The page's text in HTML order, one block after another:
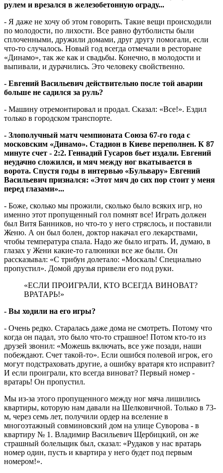
рулем и врезался в железобетонную ограду...
- Я даже не хочу об этом говорить. Такие вещи происходили
по молодости, по лихости. Все равно футболисты были
сплоченными, дружили домами, друг другу помогали, если
что-то случалось. Новый год всегда отмечали в ресторане
«Динамо», так же как и свадьбы. Конечно, в молодости и
выпивали, и дурачились. Это человеку свойственно.
- Евгений Васильевич действительно после той аварии
больше не садился за руль?
- Машину отремонтировал и продал. Сказал: «Все!». Ездил
только в городском транспорте.
- Злополучный матч чемпионата Союза 67-го года с
московским «Динамо». Стадион в Киеве переполнен. К 87
минуте счет - 2:2. Геннадий Гусаров бьет издали. Евгений
неудачно сложился, и мяч между ног вкатывается в
ворота. Спустя годы в интервью «Бульвару» Евгений
Васильевич признался: «Этот мяч до сих пор стоит у меня
перед глазами»...
- Боже, сколько мы прожили, сколько было всяких игр, но
именно этот пропущенный гол помнят все! Играть должен
был Витя Банников, но что-то у него стряслось, и поставили
Женю. А он был болен, доктор накачал его лекарствами,
чтобы температура спала. Надо же было играть. И, думаю, в
глазах у Жени какие-то галюники все же были. Он
рассказывал: «С трибун долетало: «Москаль! Специально
пропустил». Домой друзья привели его под руки.
«ЕСЛИ ПРОИГРАЛИ, КТО ВСЕГДА ВИНОВАТ?
ВРАТАРЬ!»
- Вы ходили на его игры?
- Очень редко. Старалась даже дома не смотреть. Потому что
когда он падал, это было что-то страшное! Потом кто-то из
друзей звонил: «Можешь включать, все уже позади, наши
побеждают. Счет такой-то». Если ошибся полевой игрок, его
могут подстраховать другие, а ошибку вратаря кто исправит?
И если проиграли, кто всегда виноват? Первый номер -
вратарь! Он пропустил.
Мы из-за этого пропущенного между ног мяча лишились
квартиры, которую нам давали на Шелковичной. Только в 73-
м, через семь лет, получили ордер на вселение в
многоэтажный совминовский дом на улице Суворова - в
квартиру № 1. Владимир Васильевич Щербицкий, он же
страшный болельщик был, сказал: «Рудаков у нас вратарь
номер один, пусть и квартира у него будет под первым
номером!».